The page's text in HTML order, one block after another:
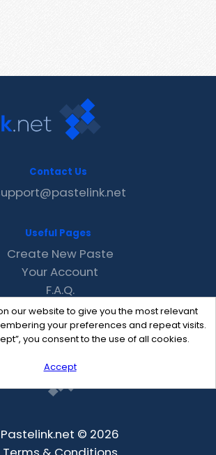
our website to give you the most relevant
your preferences and repeat visits.
you consent to the use of all cookies.
Accept
Contact Us
Useful Pages
Create New Paste
Your Account
F.A.Q.
Recent
Contact
Pastelink.net © 2026